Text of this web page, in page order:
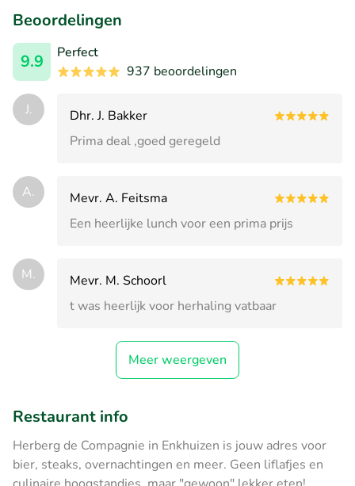
Beoordelingen
9.9
Perfect
937 beoordelingen
J.
Dhr. J. Bakker
Prima deal ,goed geregeld
A.
Mevr. A. Feitsma
Een heerlijke lunch voor een prima prijs
M.
Mevr. M. Schoorl
t was heerlijk voor herhaling vatbaar
Meer weergeven
Restaurant info
Herberg de Compagnie in Enkhuizen is jouw adres voor
bier, steaks, overnachtingen en meer. Geen liflafjes en